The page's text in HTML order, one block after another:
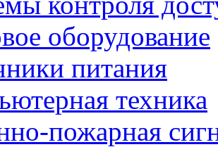
оборудование
питания
техника
пожарная